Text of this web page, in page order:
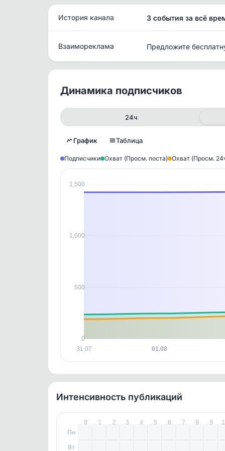
История канала 3 события за всё
Взаимореклама Предложите
Динамика подписчиков
24ч
График Таблица
Подписчики Охват (Просм. поста) Охват (Просм.
31.07 01.08
1,500
1,000
500
0
Интенсивность публикаций
0 1 2 3 4 5 6 7 8 9
Пн
Вт